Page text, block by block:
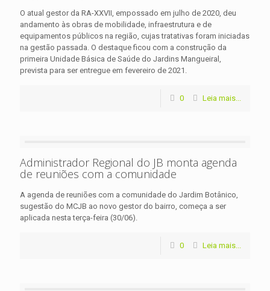
O atual gestor da RA-XXVII, empossado em julho de 2020, deu
andamento às obras de mobilidade, infraestrutura e de
equipamentos públicos na região, cujas tratativas foram iniciadas
na gestão passada. O destaque ficou com a construção da
primeira Unidade Básica de Saúde do Jardins Mangueiral,
prevista para ser entregue em fevereiro de 2021.
0 Leia mais...
Administrador Regional do JB monta agenda
de reuniões com a comunidade
A agenda de reuniões com a comunidade do Jardim Botânico,
sugestão do MCJB ao novo gestor do bairro, começa a ser
aplicada nesta terça-feira (30/06).
0 Leia mais...